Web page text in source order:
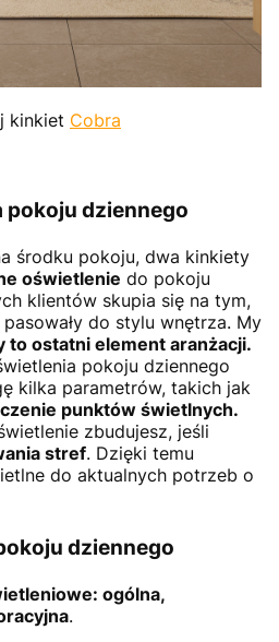
kinkiet Cobra
pokoju dziennego
środku pokoju, dwa kinkiety
oświetlenie do pokoju
klientów skupia się na tym,
do stylu wnętrza. My
to ostatni element aranżacji.
pokoju dziennego
kilka parametrów, takich jak
punktów świetlnych.
zbudujesz, jeśli
stref. Dzięki temu
do aktualnych potrzeb o
dziennego
ogólna,
.